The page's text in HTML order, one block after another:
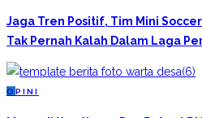
Jaga Tren Positif, Tim Mini
Tak Pernah Kalah Dalam Laga
O PINI